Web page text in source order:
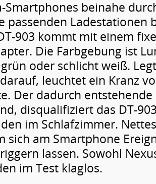
Smartphones beinahe
passenden Ladestationen
903 kommt mit einem
Die Farbgebung ist
oder schlicht weiß.
leuchtet ein Kranz
Der dadurch
disqualifiziert das DT-
im Schlafzimmer.
sich am Smartphone
lassen. Sowohl
im Test klaglos.